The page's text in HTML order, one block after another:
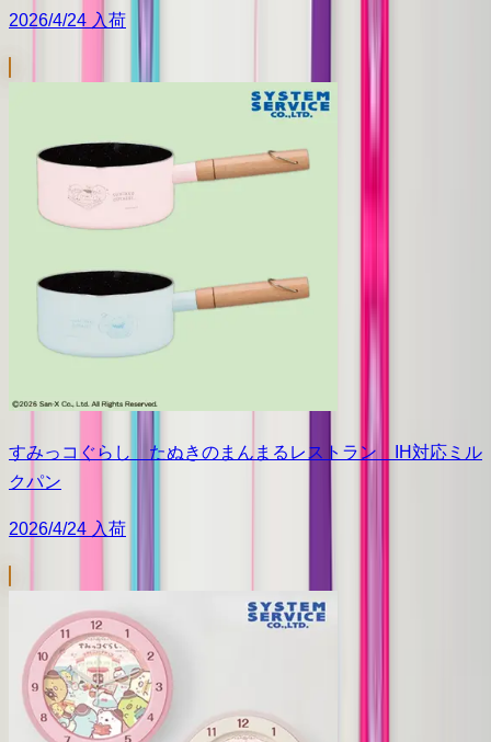
2026/4/24 入荷
すみっコぐらし たぬきのまんまるレストラン IH対応ミル
クパン
2026/4/24 入荷